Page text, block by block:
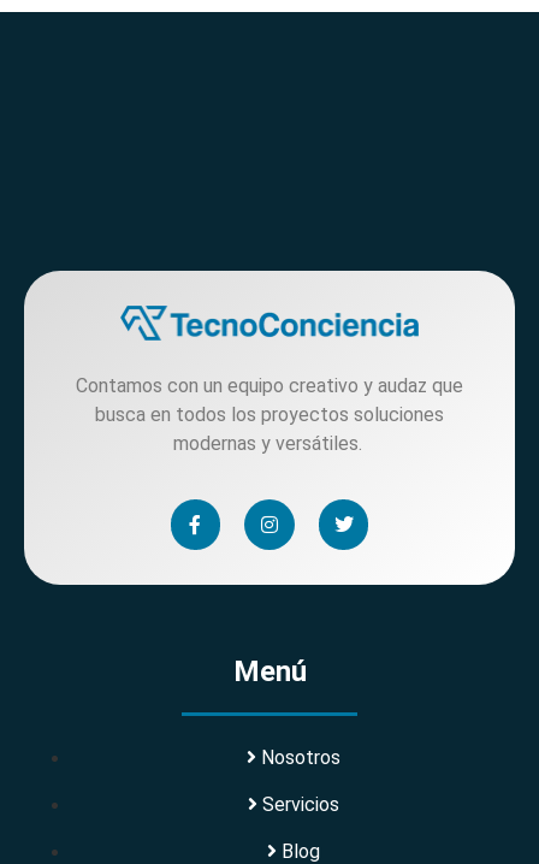
Contamos con un equipo creativo y audaz que
busca en todos los proyectos soluciones
modernas y versátiles.
Menú
Nosotros
Servicios
Blog